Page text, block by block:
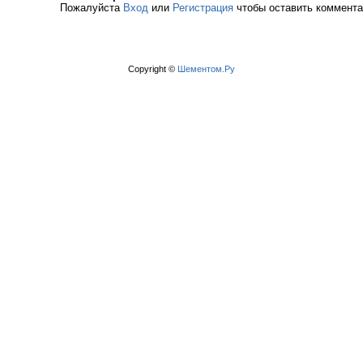
Пожалуйста Вход или Регистрация чтобы оставить
Copyright © Шементом.Ру